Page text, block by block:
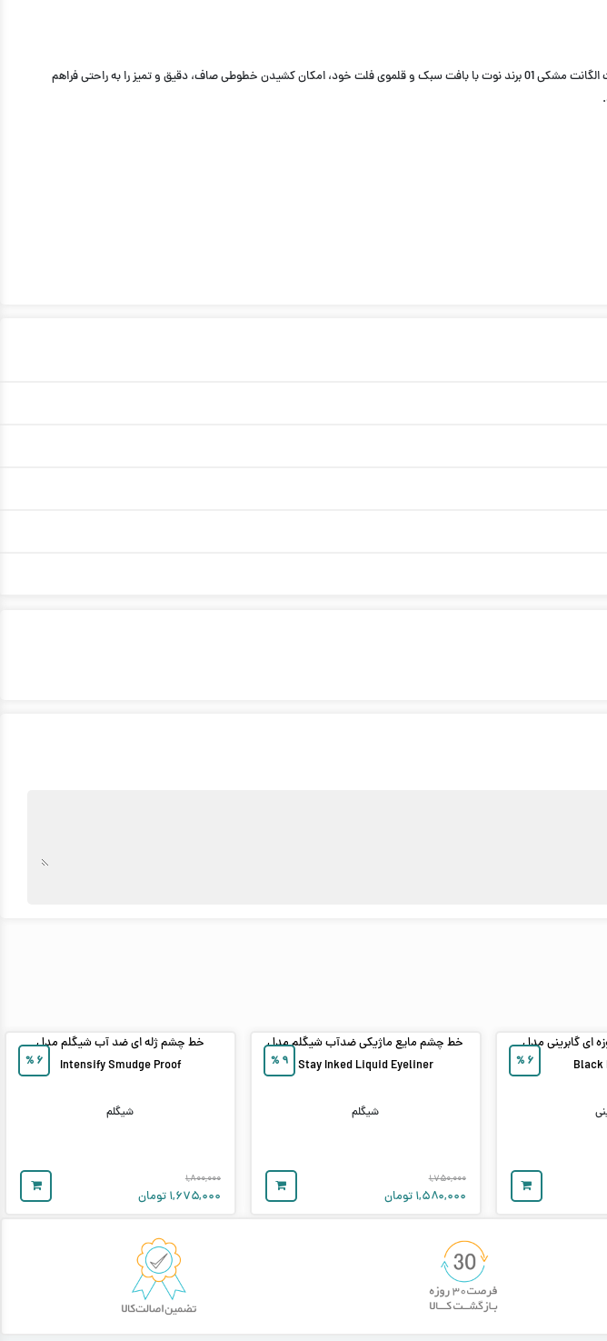
برای داشتن چشمانی بسیار جذاب و خط چشمی دقیق، انتخاب یک خط چشم باکیفیت و ماندگار اهمیت بالایی دارد. خط چشم مات الگانت مشکی 01 برند نوت با بافت سبک و قلموی فلت خود، امکان کشیدن خطوطی صاف، دقیق و تمیز را به راحتی فراهم
۶ %
ای گابرینی مدل
۹ %
خط چشم مایع ماژیکی ضدآب شیگلم مدل
Stay Inked Liquid Eyeliner
شیگلم
۱,۷۵۰,۰۰۰
۱,۵۸۰,۰۰۰ تومان
۶ %
خط چشم ژله‌ ای ضد آب شیگلم مدل
Intensify Smudge Proof
شیگلم
۱,۸۰۰,۰۰۰
۱,۶۷۵,۰۰۰ تومان